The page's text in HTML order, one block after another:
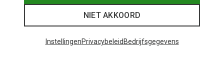
NIET AKKOORD
InstellingenPrivacybeleid Bedrijfsgegevens